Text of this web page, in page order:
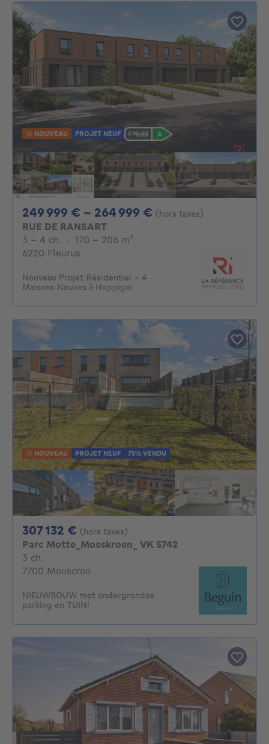
NOUVEAU PROJET NEUF
249 999 € - 264 999 € De 249999€ À
(hors taxes)
RUE DE RANSART
3 - 4 Chambres
3 - 4 ch. · 170 - 206 m²
6220 Fleurus
Nouveau Projet Résidentiel – 4
Maisons Neuves à Heppigni
NOUVEAU PROJET NEUF 75% VENDU
307 132 € 307132€
(hors taxes)
Parc Motte_Moeskroen_ VK 5742
3 ch.
7700 Mouscron
NIEUWBOUW met ondergrondse
parking en TUIN!